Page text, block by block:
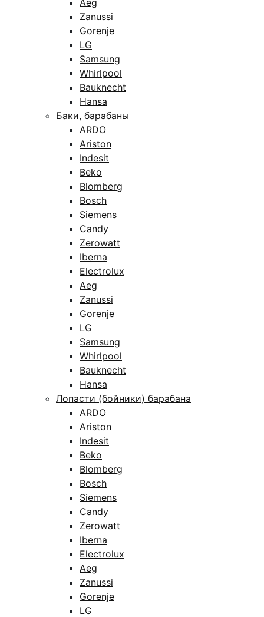
Aeg
Zanussi
Gorenje
LG
Samsung
Whirlpool
Bauknecht
Hansa
Баки, барабаны
ARDO
Ariston
Indesit
Beko
Blomberg
Bosch
Siemens
Candy
Zerowatt
Iberna
Electrolux
Aeg
Zanussi
Gorenje
LG
Samsung
Whirlpool
Bauknecht
Hansa
Лопасти (бойники) барабана
ARDO
Ariston
Indesit
Beko
Blomberg
Bosch
Siemens
Candy
Zerowatt
Iberna
Electrolux
Aeg
Zanussi
Gorenje
LG